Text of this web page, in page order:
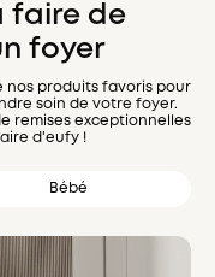
faire de
foyer
nos produits favoris pour
soin de votre foyer.
remises exceptionnelles
d'eufy !
Bébé